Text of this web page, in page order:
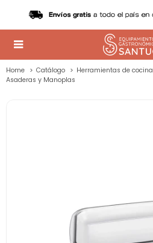

Home Catálogo Herramientas de cocina
Asaderas y Manoplas